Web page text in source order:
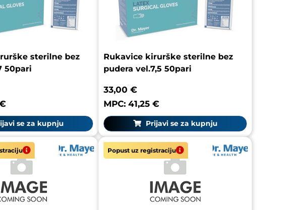
sterilne bez
50pari
se za kupnju
Rukavice kirurške sterilne bez
pudera vel.7,5 50pari
33,00 €
MPC: 41,25 €
Prijavi se za kupnju
Popust uz registraciju